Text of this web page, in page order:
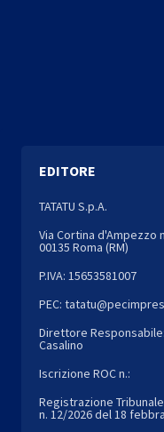
EDITORE
TATATU S.p.A.
Via Cortina d'Ampezzo
00135 Roma (RM)
P.IVA: 15653581007
PEC:
Direttore
Casalino
Iscrizione ROC n.:
Registrazione
n. 12/2026 del 18